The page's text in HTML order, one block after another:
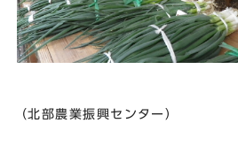
（北部農業振興センター）